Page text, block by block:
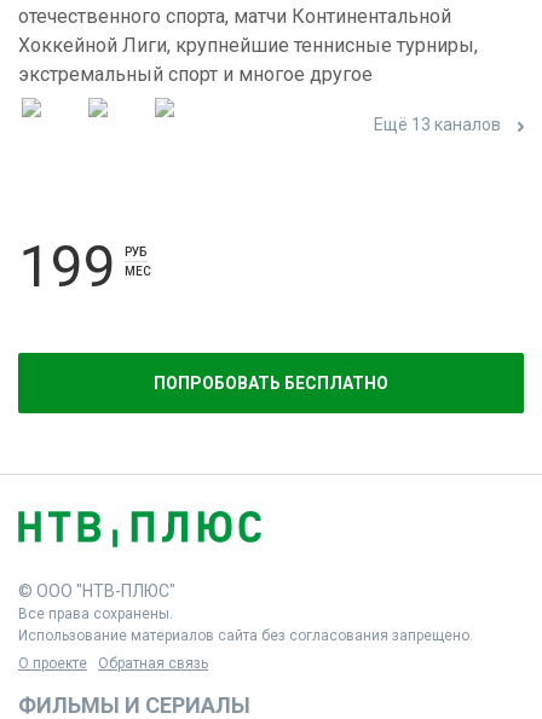
отечественного спорта, матчи Континентальной
Хоккейной Лиги, крупнейшие теннисные турниры,
экстремальный спорт и многое другое
Ещё 13 каналов
199
РУБ
МЕС
ПОПРОБОВАТЬ БЕСПЛАТНО
© ООО "НТВ-ПЛЮС"
Все права сохранены.
Использование материалов сайта без согласования запрещено.
О проекте
Обратная связь
ФИЛЬМЫ И СЕРИАЛЫ